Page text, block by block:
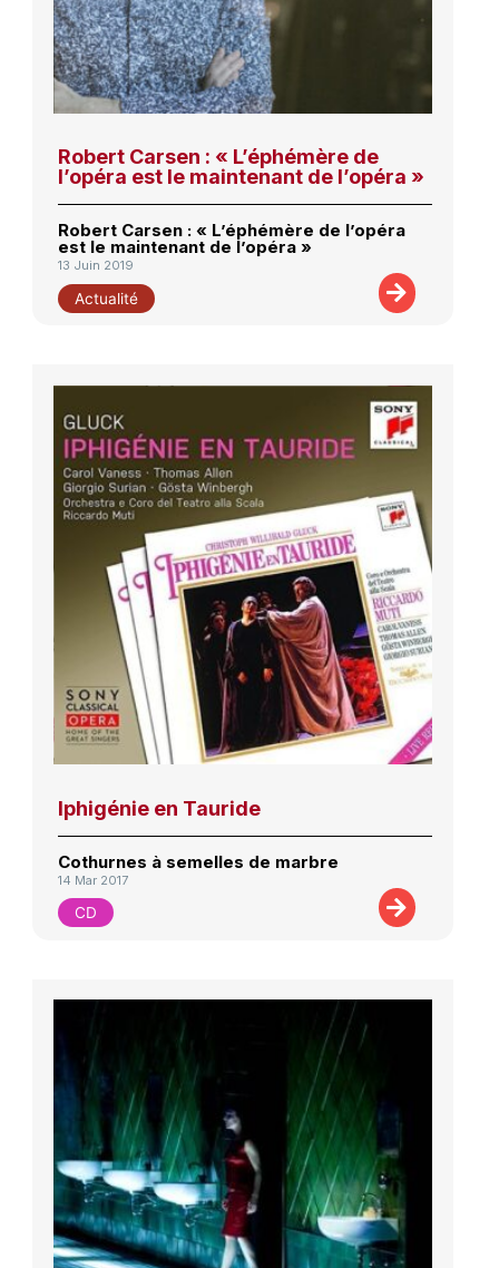
Robert Carsen : « L’éphémère de
l’opéra est le maintenant de l’opéra »
Robert Carsen : « L’éphémère de l’opéra
est le maintenant de l’opéra »
13 Juin 2019
Actualité
Iphigénie en Tauride
Cothurnes à semelles de marbre
14 Mar 2017
CD